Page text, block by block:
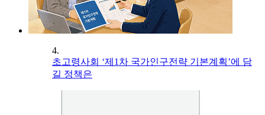
4.
초고령사회 ‘제1차 국가인구전략 기본계획’에 담
길 정책은